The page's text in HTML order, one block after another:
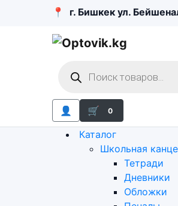
📍 г. Бишкек ул.
товаров
👤 🛒 0
Каталог
Школьная
Тетради
Дневники
Обложки